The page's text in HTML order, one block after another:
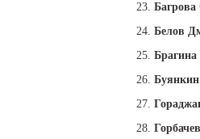
23. Багрова
24. Белов
25.
26.
27.
28.